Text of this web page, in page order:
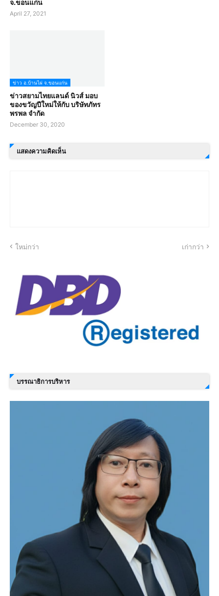
จ.ขอนแก่น
April 27, 2021
ข่าว อ.บ้านไผ่ จ.ขอนแก่น
ข่าวสยามไทยแลนด์ นิวส์ มอบ
ของขวัญปีใหม่ให้กับ บริษัทภัทร
พรพล จำกัด
December 30, 2020
แสดงความคิดเห็น
ใหม่กว่า เก่ากว่า
บรรณาธิการบริหาร